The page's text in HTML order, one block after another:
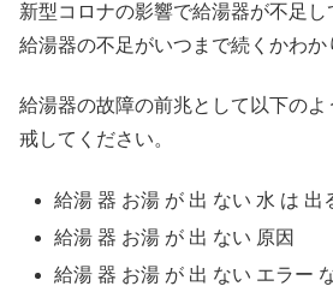
新型コロナの影響で給湯器が不足し
給湯器の不足がいつまで続くかわか
給湯器の故障の前兆として以下の
戒してください。
給湯 器 お湯 が 出 ない 水 は 出
給湯 器 お湯 が 出 ない 原因
給湯 器 お湯 が 出 ない エラー